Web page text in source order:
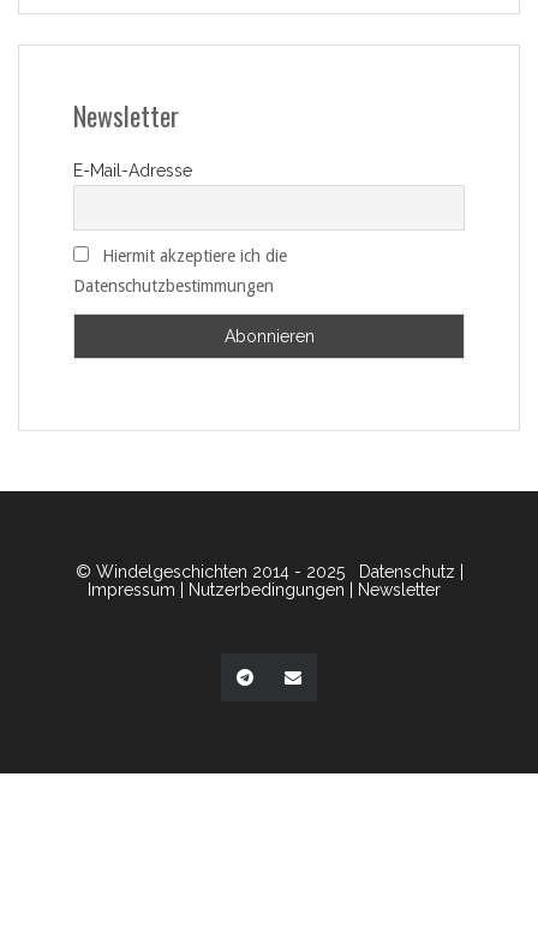
Newsletter
E-Mail-Adresse
Hiermit akzeptiere ich die
Datenschutzbestimmungen
© Windelgeschichten 2014 - 2025 Datenschutz
Impressum
Nutzerbedingungen Newsletter